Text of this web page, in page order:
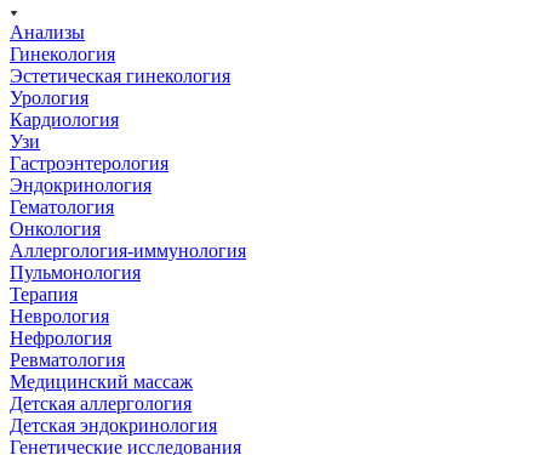
Анализы
Гинекология
Эстетическая гинекология
Урология
Кардиология
Узи
Гастроэнтерология
Эндокринология
Гематология
Онкология
Аллергология-иммунология
Пульмонология
Терапия
Неврология
Нефрология
Ревматология
Медицинский массаж
Детская аллергология
Детская эндокринология
Генетические исследования